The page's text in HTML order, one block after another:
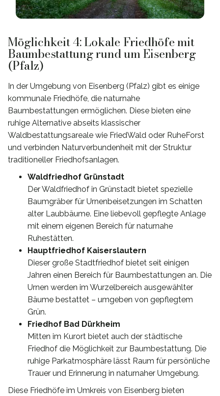
Möglichkeit 4: Lokale Friedhöfe mit
Baumbestattung rund um Eisenberg
(Pfalz)
In der Umgebung von Eisenberg (Pfalz) gibt es einige
kommunale Friedhöfe, die naturnahe
Baumbestattungen ermöglichen. Diese bieten eine
ruhige Alternative abseits klassischer
Waldbestattungsareale wie FriedWald oder RuheForst
und verbinden Naturverbundenheit mit der Struktur
traditioneller Friedhofsanlagen.
Waldfriedhof Grünstadt
Der Waldfriedhof in Grünstadt bietet spezielle
Baumgräber für Urnenbeisetzungen im Schatten
alter Laubbäume. Eine liebevoll gepflegte Anlage
mit einem eigenen Bereich für naturnahe
Ruhestätten.
Hauptfriedhof Kaiserslautern
Dieser große Stadtfriedhof bietet seit einigen
Jahren einen Bereich für Baumbestattungen an. Die
Urnen werden im Wurzelbereich ausgewählter
Bäume bestattet – umgeben von gepflegtem
Grün.
Friedhof Bad Dürkheim
Mitten im Kurort bietet auch der städtische
Friedhof die Möglichkeit zur Baumbestattung. Die
ruhige Parkatmosphäre lässt Raum für persönliche
Trauer und Erinnerung in naturnaher Umgebung.
Diese Friedhöfe im Umkreis von Eisenberg bieten